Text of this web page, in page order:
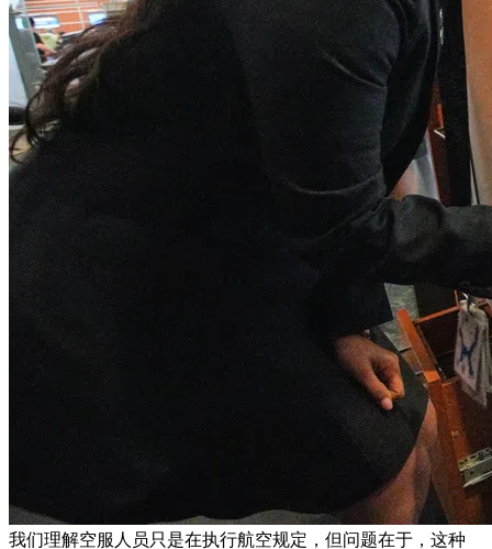
我们理解空服人员只是在执行航空规定，但问题在于，这种